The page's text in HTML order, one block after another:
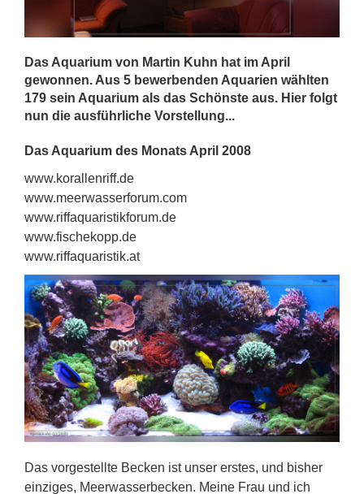
Das Aquarium von Martin Kuhn hat im April
gewonnen. Aus 5 bewerbenden Aquarien wählten
179 sein Aquarium als das Schönste aus. Hier folgt
nun die ausführliche Vorstellung...
Das Aquarium des Monats April 2008
www.korallenriff.de
www.meerwasserforum.com
www.riffaquaristikforum.de
www.fischekopp.de
www.riffaquaristik.at
Das vorgestellte Becken ist unser erstes, und bisher
einziges, Meerwasserbecken. Meine Frau und ich